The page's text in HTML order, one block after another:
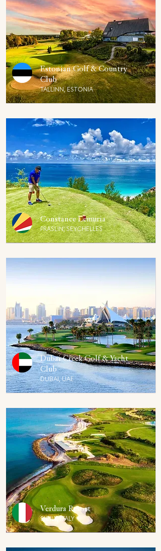
Estonian Golf & Country
Club
TALLINN, ESTONIA
Constance Lemuria
PRASLIN, SEYCHELLES
Dubai Creek Golf & Yacht
Club
DUBAI, UAE
Verdura Resort
SICILY, ITALY